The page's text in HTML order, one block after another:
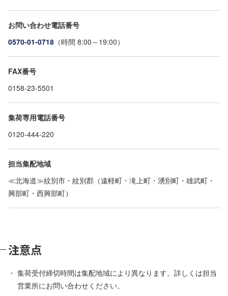
お問い合わせ電話番号
0570-01-0718 （時間 8:00～19:00）
FAX番号
0158-23-5501
集荷専用電話番号
0120-444-220
担当集配地域
≪北海道≫紋別市・紋別郡（遠軽町・滝上町・湧別町・雄武町・
興部町・西興部町）
注意点
集荷受付締切時間は集配地域により異なります。詳しくは担当
営業所にお問い合わせください。